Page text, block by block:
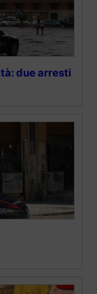
due arresti